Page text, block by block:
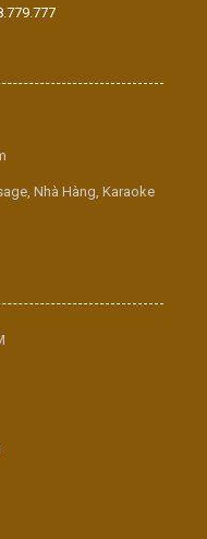
Nhà Hàng, Karaoke